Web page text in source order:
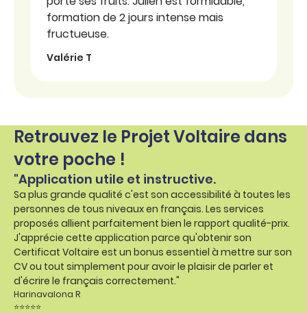
formation de 2 jours intense mais
fructueuse.
Valérie T
Retrouvez le Projet Voltaire dans
votre poche !
"Application utile et instructive.
Sa plus grande qualité c'est son accessibilité à toutes les
personnes de tous niveaux en français. Les services
proposés allient parfaitement bien le rapport qualité-prix.
J'apprécie cette application parce qu'obtenir son
Certificat Voltaire est un bonus essentiel à mettre sur son
CV ou tout simplement pour avoir le plaisir de parler et
d'écrire le français correctement."
Harinavalona R
⭐⭐⭐⭐⭐